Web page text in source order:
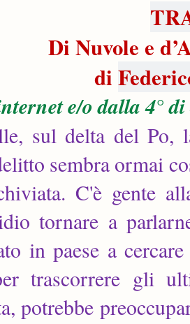
Di Nuvole e
di
e/o dalla 4°
sul delta del Po,
sembra ormai
C'è gente
tornare a
in paese a
trascorrere gli
potrebbe